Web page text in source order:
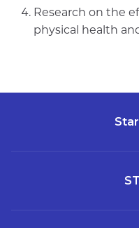
Research on the
physical health